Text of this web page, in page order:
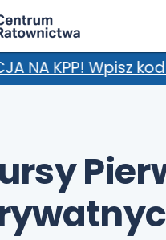
"KURSnaLATO"